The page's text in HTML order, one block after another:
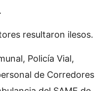
resultaron ilesos.
Policía Vial,
de Corredores